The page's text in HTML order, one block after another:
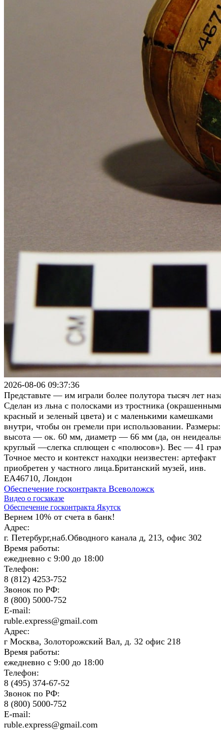
2026-08-06 09:37:36
Представьте — им играли более полутора тысяч лет
Сделан из льна с полосками из тростника
красный и зеленый цвета) и с маленькими камешками
внутри, чтобы он гремели при использовании. Размеры:
высота — ок. 60 мм, диаметр — 66 мм (да, он
круглый —слегка сплющен с «полюсов»). Вес — 41
Точное место и контекст находки неизвестен: артефакт
приобретен у частного лица.Британский музей, инв.
EA46710, Лондон
Обеспечение госконтракта Всеволожск
Видео о госзаказе
Обеспечение госконтракта Якутск
Вернем 10% от счета в банк!
Адрес:
г. Петербург,наб.Обводного канала д, 213, офис 302
Время работы:
ежедневно с 9:00 до 18:00
Телефон:
8 (812) 4253-752
Звонок по РФ:
8 (800) 5000-752
E-mail:
ruble.express@gmail.com
Адрес:
г Москва, Золоторожский Вал, д. 32 офис 218
Время работы:
ежедневно с 9:00 до 18:00
Телефон:
8 (495) 374-67-52
Звонок по РФ:
8 (800) 5000-752
E-mail:
ruble.express@gmail.com